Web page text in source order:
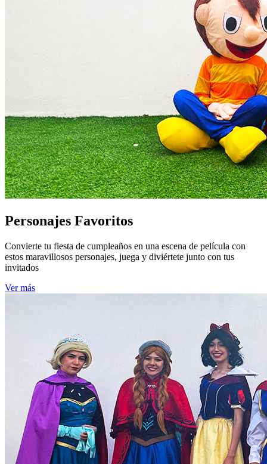
Personajes Favoritos
Convierte tu fiesta de cumpleaños en una escena de película con
estos maravillosos personajes, juega y diviértete junto con tus
invitados
Ver más